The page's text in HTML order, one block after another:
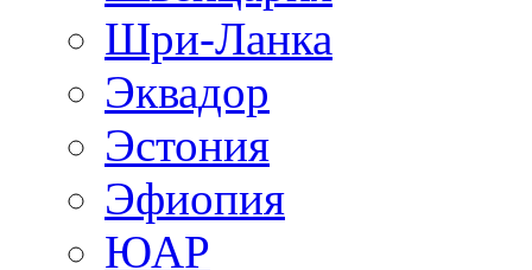
Шри-Ланка
Эквадор
Эстония
Эфиопия
ЮАР